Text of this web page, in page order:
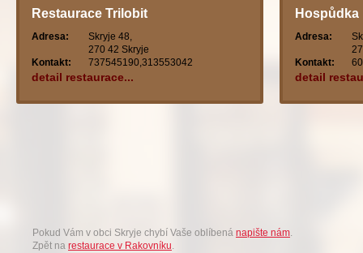
Restaurace Trilobit
Adresa:
Skryje 48,
270 42 Skryje
Kontakt:
737545190,313553042
detail restaurace...
Hospůdka
Adresa:
Kontakt:
detail
Pokud Vám v obci Skryje chybí Vaše oblíbená napište nám.
Zpět na restaurace v Rakovníku.